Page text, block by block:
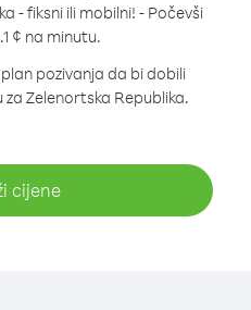
- fiksni ili mobilni! - Počevši
¢ na minutu.
pozivanja da bi dobili
Zelenortska Republika.
cijene